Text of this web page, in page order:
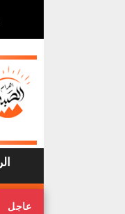
عاجل
هيئة